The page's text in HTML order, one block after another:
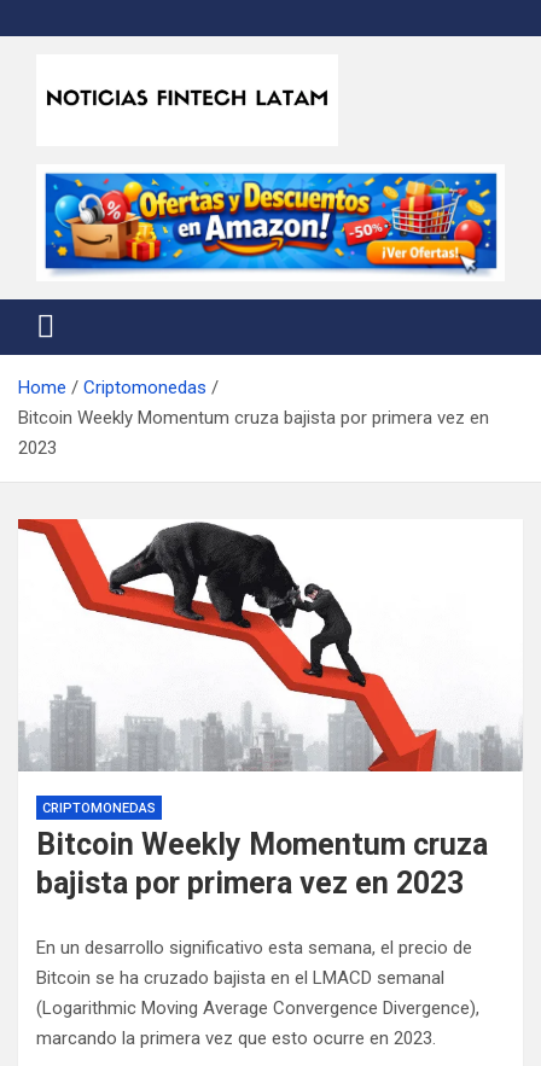
to
Noticias Fintech Latam
Home
Criptomonedas
Bitcoin Weekly Momentum cruza bajista por primera vez en
2023
CRIPTOMONEDAS
Bitcoin Weekly Momentum cruza
bajista por primera vez en 2023
En un desarrollo significativo esta semana, el precio de
Bitcoin se ha cruzado bajista en el LMACD semanal
(Logarithmic Moving Average Convergence Divergence),
marcando la primera vez que esto ocurre en 2023.